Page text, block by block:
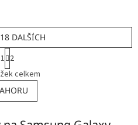
O
v
l
á
DALŠÍCH
S
t
r
á
n
k
v
1 2
celkem